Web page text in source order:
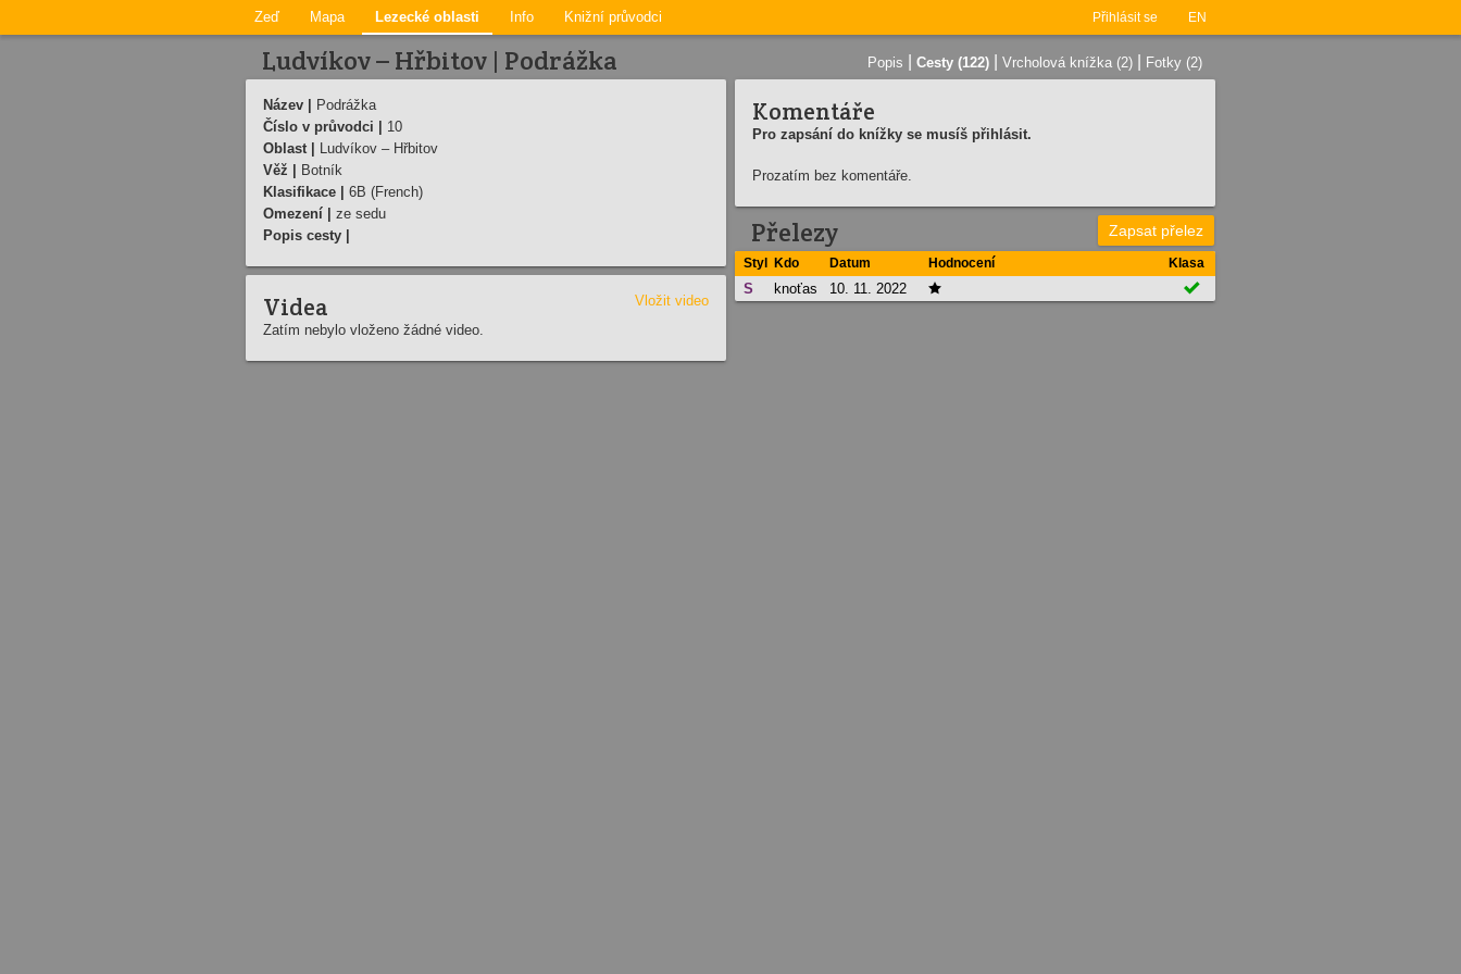
Přihlásit se EN
Zeď Mapa Lezecké oblasti Info Knižní průvodci
Ludvíkov – Hřbitov | Podrážka Popis Cesty (122) Vrcholová knížka (2) Fotky (2)
Název |
Podrážka
Číslo v průvodci |
10
Oblast |
Ludvíkov – Hřbitov
Věž |
Botník
Klasifikace |
6B (French)
Omezení |
ze sedu
Popis cesty |
Videa
Vložit video
Zatím nebylo vloženo žádné video.
Komentáře
Pro zapsání do knížky se musíš přihlásit.
Prozatím bez komentáře.
Přelezy Zapsat přelez
Styl Kdo Datum Hodnocení Klasa
S knoťas 10. 11. 2022  